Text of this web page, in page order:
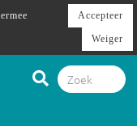
Accepteer
Weiger